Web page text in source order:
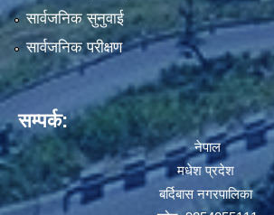
सार्वजनिक सुनुवाई
सार्वजनिक परीक्षण
सम्पर्क:
नेपाल
मधेश प्रदेश
बर्दिबास नगरपालिका